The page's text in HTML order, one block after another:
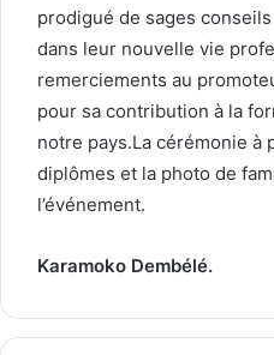
prodigué de sages
dans leur nouvelle vie
remerciements au
pour sa contribution à la
notre pays.La cérémonie à
diplômes et la photo de
l’événement.
Karamoko Dembélé.